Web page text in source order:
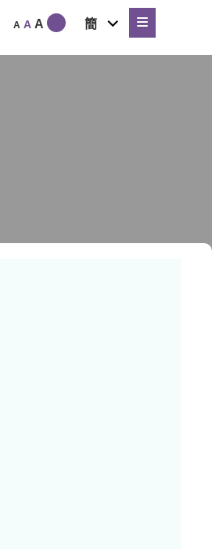
A A A 簡
expand
child
menu